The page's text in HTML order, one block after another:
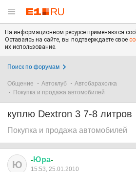
На информационном ресурсе применяются
Оставаясь на сайте, вы подтверждаете свое
их использование.
Поиск по форумам
Общение Автоклуб
Автобарахолка
Покупка и продажа автомобилей
куплю Dextron 3 7-8 литров
Покупка и продажа автомобилей
Ю -Юра-
15:53, 25.01.2010